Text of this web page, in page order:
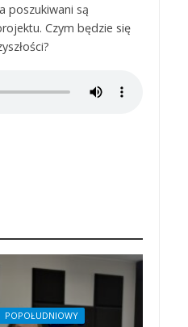
poszukiwani są
Czym będzie się
POPOŁUDNIOWY